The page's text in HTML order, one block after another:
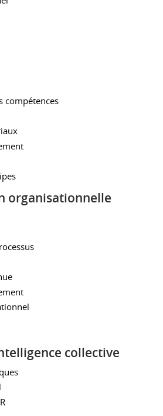
compétences
organisationnelle
collective